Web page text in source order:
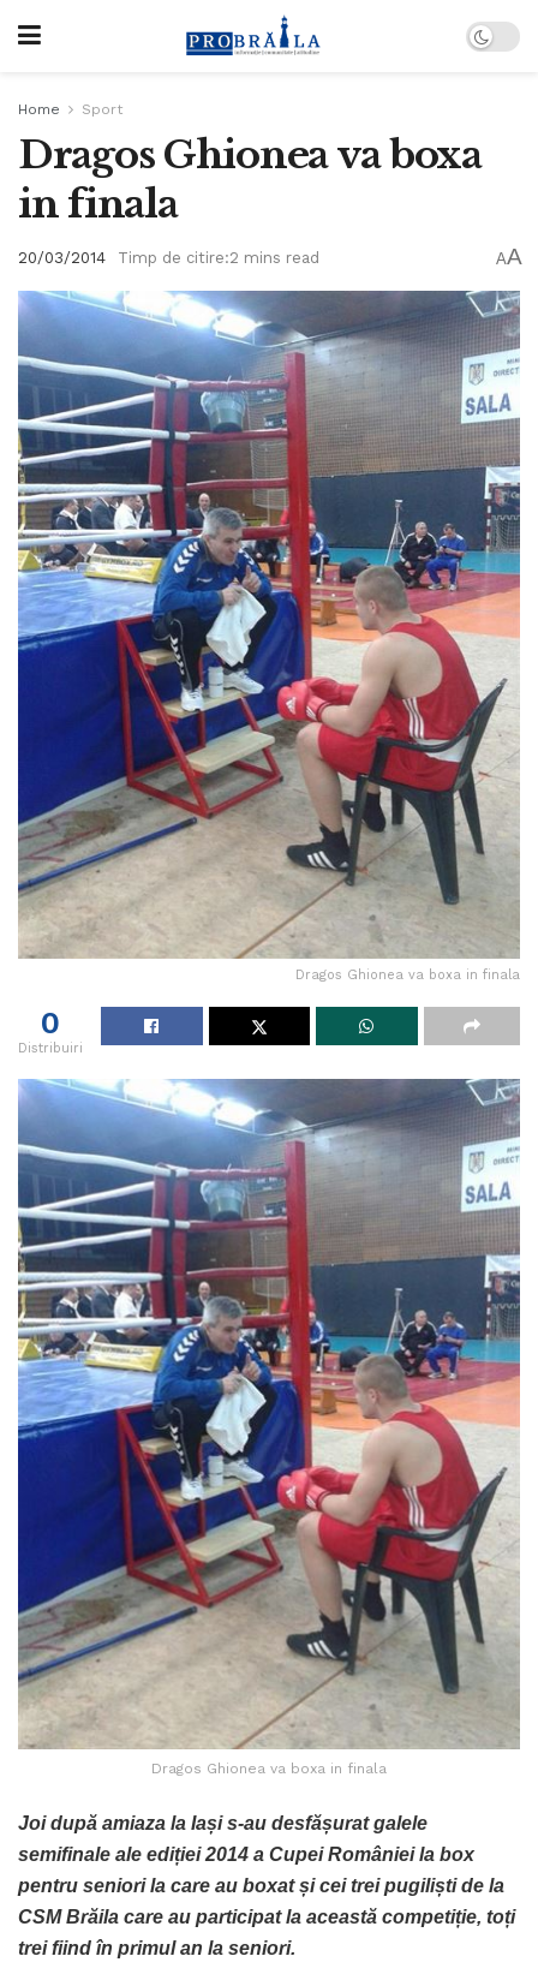
Home Sport
Dragos Ghionea va boxa
in finala
20/03/2014 Timp de citire:2 mins read AA
Dragos Ghionea va boxa in finala
0
Distribuiri
Dragos Ghionea va boxa in finala
Joi după amiaza la Iași s-au desfășurat galele
semifinale ale ediției 2014 a Cupei României la box
pentru seniori la care au boxat și cei trei pugiliști de la
CSM Brăila care au participat la această competiție, toți
trei fiind în primul an la seniori.